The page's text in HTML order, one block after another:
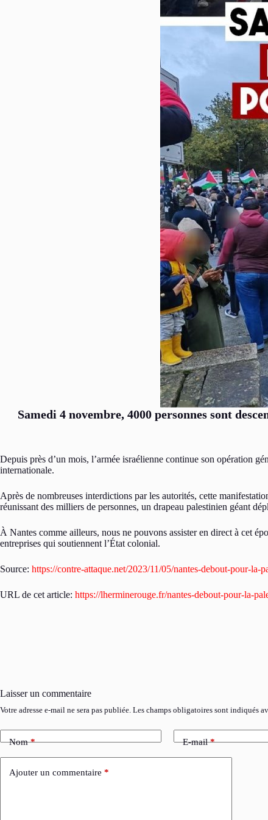
Samedi 4 novembre, 4000 personnes sont
Depuis près d’un mois, l’armée israélienne continue son opération
internationale.
Après de nombreuses interdictions par les autorités, cette
réunissant des milliers de personnes, un drapeau palestinien géant
À Nantes comme ailleurs, nous ne pouvons assister en direct à cet
entreprises qui soutiennent l’État colonial.
Source: https://contre-attaque.net/2023/11/05/nantes-debout-pour-la-
URL de cet article: https://lherminerouge.fr/nantes-debout-pour-la-
Laisser un commentaire
Votre adresse e-mail ne sera pas publiée. Les champs obligatoires sont indiqués
Nom* E-mail*
Ajouter un commentaire *